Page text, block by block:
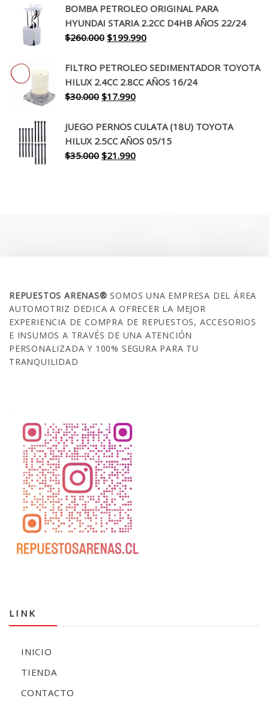
original
era:
$650.000.
actual
es:
$519.990.
BOMBA PETROLEO ORIGINAL PARA
HYUNDAI STARIA 2.2CC D4HB AÑOS 22/24
$260.000 El
original
era:
$260.000.
$199.990El
actual
es:
FILTRO PETROLEO SEDIMENTADOR TOYOTA
HILUX 2.4CC 2.8CC AÑOS 16/24
$30.000 El
original
era:
$30.000.
$17.990El
actual
es:
$17.990.
JUEGO PERNOS CULATA (18U) TOYOTA
HILUX 2.5CC AÑOS 05/15
$35.000 El
$21.990El
REPUESTOS ARENAS®SOMOS UNA EMPRESA DEL ÁREA
AUTOMOTRIZ DEDICA A OFRECER LA MEJOR
EXPERIENCIA DE COMPRA DE REPUESTOS, ACCESORIOS
E INSUMOS A TRAVÉS DE UNA ATENCIÓN
PERSONALIZADA Y 100% SEGURA PARA TU
TRANQUILIDAD
LINK
INICIO
TIENDA
CONTACTO